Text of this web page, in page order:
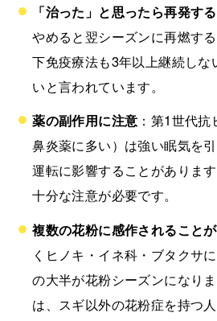
「治った」と思ったら再発す
やめると翌シーズンに再燃す
下免疫療法も3年以上継続しな
いと言われています。
薬の副作用に注意 ：第1世代
鼻炎薬に多い）は強い眠気を
運転に影響することがありま
十分な注意が必要です。
複数の花粉に感作されること
くヒノキ・イネ科・ブタクサ
の大半が花粉シーズンになり
は、スギ以外の花粉症を持つ